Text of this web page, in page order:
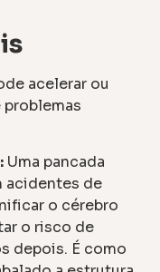
acelerar ou
Uma pancada
acidentes de
o cérebro
o risco de
depois. É como